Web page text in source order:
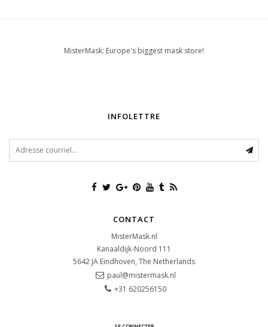
MisterMask: Europe's biggest mask store!
INFOLETTRE
CONTACT
MisterMask.nl
Kanaaldijk-Noord 111
5642 JA Eindhoven, The Netherlands
paul@mistermask.nl
+31 620256150